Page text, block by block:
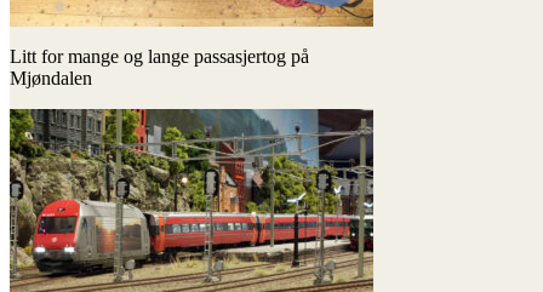
Litt for mange og lange passasjertog på
Mjøndalen